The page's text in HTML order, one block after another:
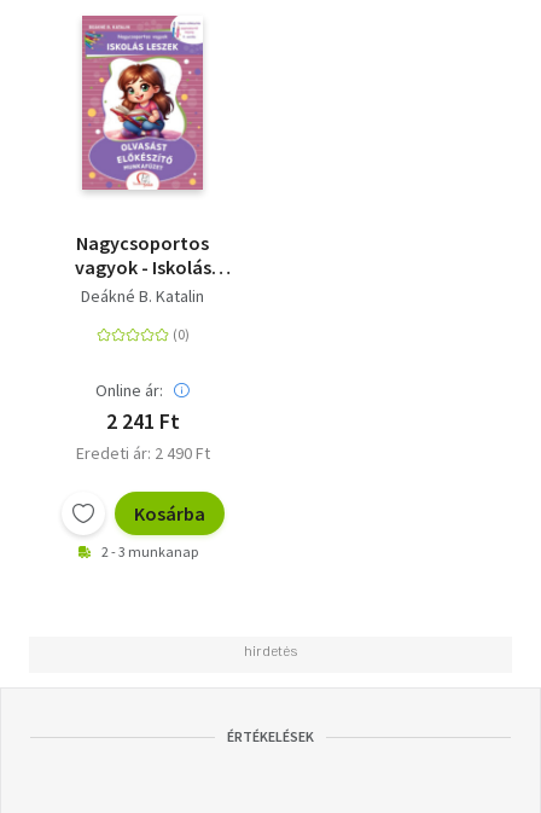
Nagycsoportos
vagyok - Iskolás
leszek: Olvasást
munkafüzet - Iskola-
szeptembertől
májusig - 0. osztály
Deákné B. Katalin
Online ár:
2 241 Ft
Eredeti ár: 2 490 Ft
Kosárba
2 - 3 munkanap
ÉRTÉKELÉSEK